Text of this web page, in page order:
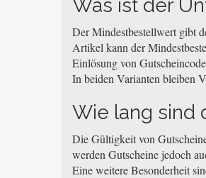
Was ist der
Der Mindestbestellwert gibt
Artikel kann der
Einlösung von
In beiden Varianten bleiben
Wie lang sind
Die Gültigkeit von
werden Gutscheine jedoch
Eine weitere Besonderheit